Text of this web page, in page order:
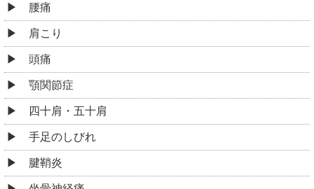
腰痛
肩こり
頭痛
顎関節症
四十肩・五十肩
手足のしびれ
腱鞘炎